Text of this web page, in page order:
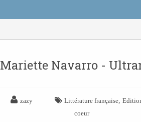
Mariette Navarro -
 zazy  Littérature française,
coeur